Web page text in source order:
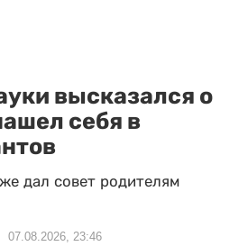
высказался о
себя в
дал совет родителям
07.08.2026, 23:46